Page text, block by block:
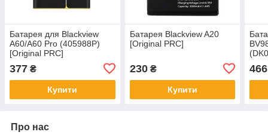
Батарея для Blackview
A60/A60 Pro (405988P)
[Original PRC]
377 ₴
Купити
Батарея Blackview A20
[Original PRC]
230₴
Купити
466
Про нас